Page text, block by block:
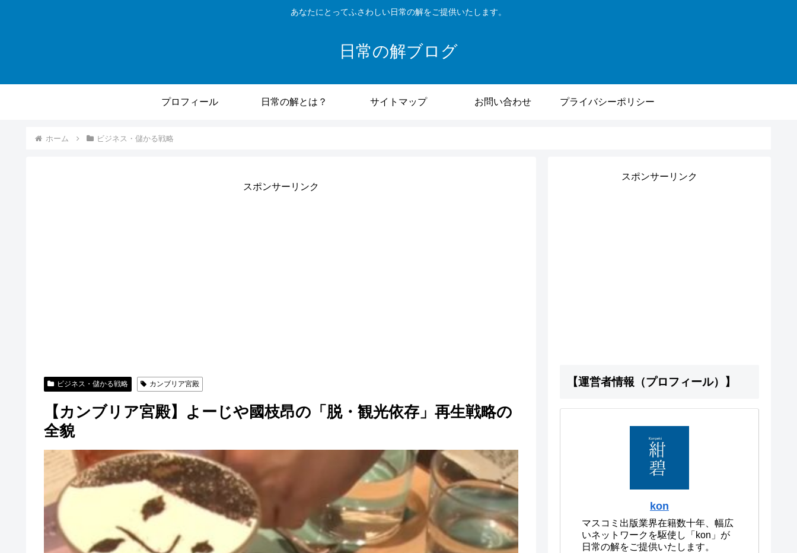
あなたにとってふさわしい日常の解をご提供いたします。
日常の解ブログ
プロフィール 日常の解とは？ サイトマップ お問い合わせ プライバシーポリシー
ホーム ビジネス・儲かる戦略
スポンサーリンク
ビジネス・儲かる戦略 カンブリア宮殿
【カンブリア宮殿】よーじや國枝昂の「脱・観光依存」再生戦略の
全貌
スポンサーリンク
【運営者情報（プロフィール）】
kon
マスコミ出版業界在籍数十年、幅広
いネットワークを駆使し「kon」が
日常の解をご提供いたします。